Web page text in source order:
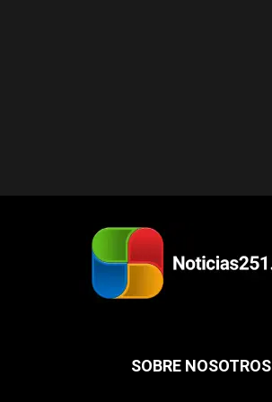
SOBRE NOSOTROS